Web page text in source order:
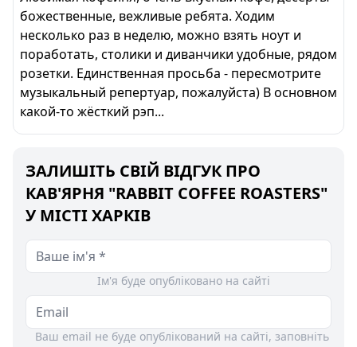
божественные, вежливые ребята. Ходим
несколько раз в неделю, можно взять ноут и
поработать, столики и диванчики удобные, рядом
розетки. Единственная просьба - пересмотрите
музыкальный репертуар, пожалуйста) В основном
какой-то жёсткий рэп...
ЗАЛИШІТЬ СВІЙ ВІДГУК ПРО
КАВ'ЯРНЯ "RABBIT COFFEE ROASTERS"
У МІСТІ ХАРКІВ
Ім'я буде опубліковано на сайті
Ваш email не буде опублікований на сайті, заповніть